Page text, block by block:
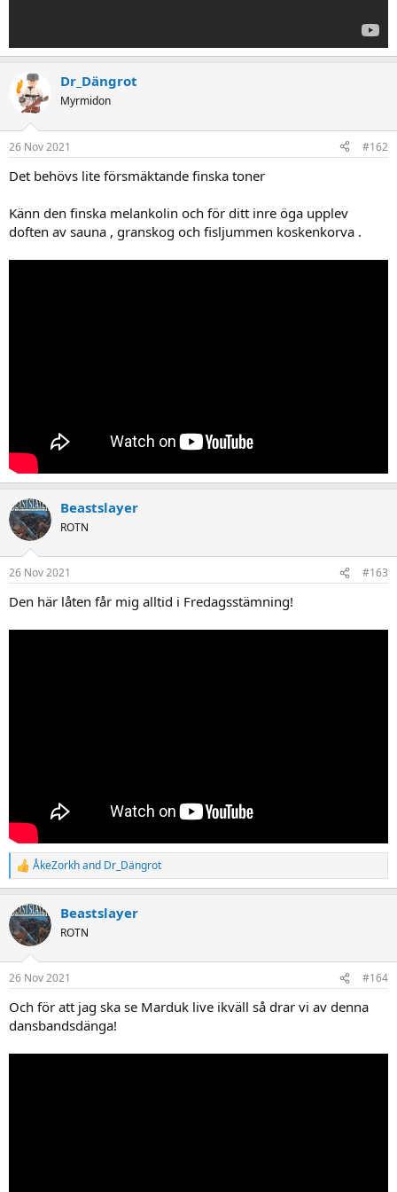
Dr_Dängrot
Myrmidon
26 Nov 2021 #162
Det behövs lite försmäktande finska toner
Känn den finska melankolin och för ditt inre öga upplev
doften av sauna , granskog och fisljummen koskenkorva .
Beastslayer
ROTN
26 Nov 2021 #163
Den här låten får mig alltid i Fredagsstämning!
R
e
c
t
i
s
ÅkeZorkhand Dr_Dängrot
Beastslayer
ROTN
26 Nov 2021 #164
Och för att jag ska se Marduk live ikväll så drar vi av denna
dansbandsdänga!